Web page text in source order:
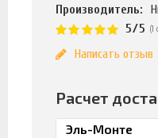
Производитель:
5/5 (1
Написать отзыв
Расчет